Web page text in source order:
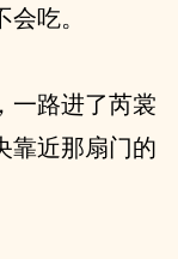
吃。
一路进了芮裳
靠近那扇门的